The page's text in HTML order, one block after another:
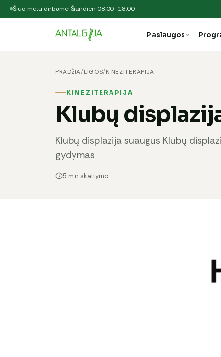
Šiuo metu dirbame· Šiandien 08:00–18:00
Paslaugos
PRADŽIA/LIGOS/KINEZITERAPIJA
KINEZITERAPIJA
Klubų
Klubų displazija suaugus Klubų
gydymas
5 min skaitymo